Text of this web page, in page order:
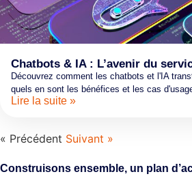
Chatbots & IA : L’avenir du
Découvrez comment les chatbots et l'IA
quels en sont les bénéfices et les cas
Lire la suite »
« Précédent Suivant »
Construisons ensemble, un plan